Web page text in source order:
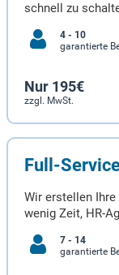
schnell zu
4 - 10
garantierte
Nur 195€
zzgl. MwSt.
Full-
Wir erstellen
wenig Zeit, HR-
7 - 14
garantierte